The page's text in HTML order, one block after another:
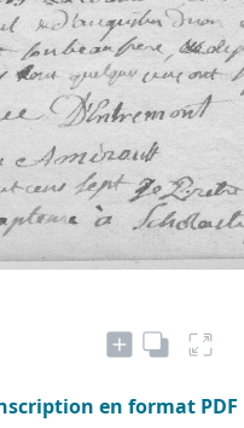
en format PDF